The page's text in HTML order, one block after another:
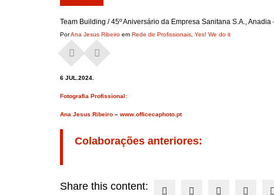
Team Building / 45º Aniversário da Empresa Sanitana S.A., Anadia
PorAna Jesus Ribeiro em Rede de Profissionais Yes! We do it
6 JUL.2024.
Fotografia Profissional:
Ana Jesus Ribeiro – www.officecaphoto.pt
Colaborações anteriores:
Share this content: